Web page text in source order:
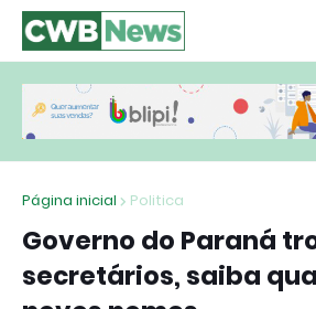
Página inicial Politica
Governo do Paraná
secretários, saiba